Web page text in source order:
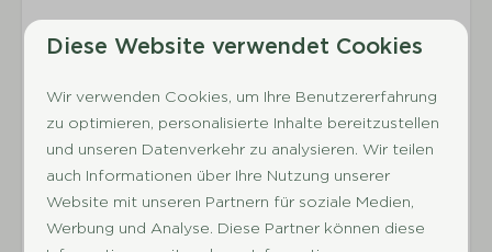
Außenbereich
Parkplatz beim Ferienhaus
Ladestation E-Bike
Terrasse
Sonnenschirm
Gartenmöbel
Entdecken Sie die vielseitige
De Huynen liegt mitten im Nationalpark
Drentsche Aa und ist der ideale Ort für Familien
und Paare, die Ruhe und Natur suchen. Vom Park
aus gelangt ihr direkt in den Wald, wo zahlreiche
Rad- und Wanderwege starten, die euch an
Diese Website verwendet Cookies
Wir verwenden Cookies, um Ihre Benutzererfahrung
zu optimieren, personalisierte Inhalte bereitzustellen
und unseren Datenverkehr zu analysieren. Wir teilen
auch Informationen über Ihre Nutzung unserer
Website mit unseren Partnern für soziale Medien,
Werbung und Analyse. Diese Partner können diese